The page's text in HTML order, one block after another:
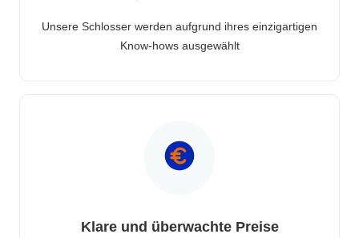
Unsere Schlosser werden aufgrund ihres einzigartigen
Know-hows ausgewählt
Klare und überwachte Preise